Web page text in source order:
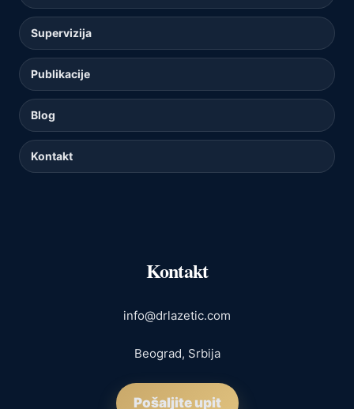
Supervizija
Publikacije
Blog
Kontakt
Kontakt
info@drlazetic.com
Beograd, Srbija
Pošaljite upit